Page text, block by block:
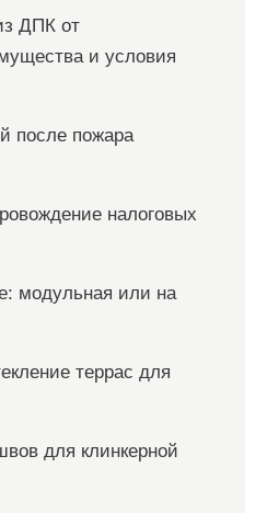
ДПК от
и условия
после пожара
налоговых
модульная или на
террас для
для клинкерной